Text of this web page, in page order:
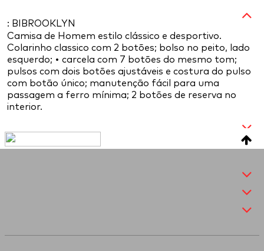
: BIBROOKLYN
Camisa de Homem estilo clássico e desportivo.
Colarinho classico com 2 botões; bolso no peito, lado
esquerdo; • carcela com 7 botões do mesmo tom;
pulsos com dois botões ajustáveis e costura do pulso
com botão único; manutenção fácil para uma
passagem a ferro mínima; 2 botões de reserva no
interior.